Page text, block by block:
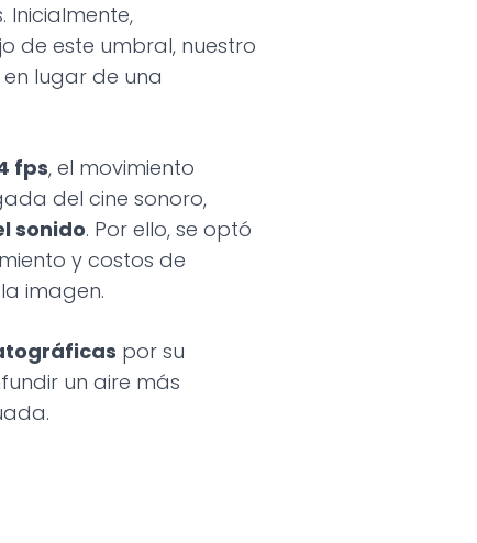
Inicialmente,
de este umbral, nuestro
en lugar de una
fps, el movimiento
del cine sonoro,
sonido. Por ello, se optó
y costos de
imagen.
por su
un aire más